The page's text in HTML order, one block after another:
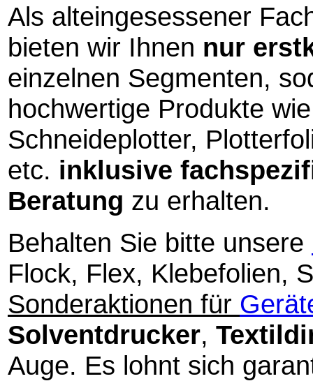
Als alteingesessener
bieten wir Ihnen nur
einzelnen Segmenten,
hochwertige Produkte
Schneideplotter,
etc. inklusive
Beratung zu erhalten.
Behalten Sie bitte unsere
Flock, Flex, Klebefolien,
Sonderaktionen für
Solventdrucker,
Auge. Es lohnt sich